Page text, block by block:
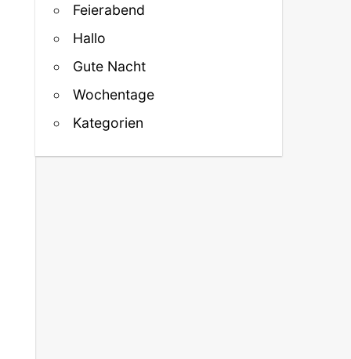
Feierabend
Hallo
Gute Nacht
Wochentage
Kategorien